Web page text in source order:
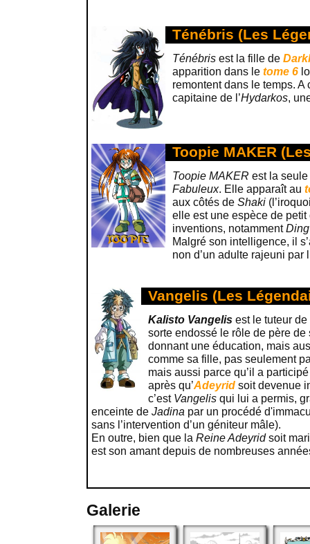
Ténébris (Les
Ténébris est la fille de
apparition dans le tome 6
remontent dans le temps.
capitaine de l’Hydarkos,
Toopie MAKER
Toopie MAKER est la
Fabuleux. Elle apparaît au
aux côtés de Shaki
elle est une espèce de
inventions, notamment
Malgré son intelligence, il
non d’un adulte rajeuni par
Vangelis (Les
Kalisto Vangelis est le tuteur de
sorte endossé le rôle de père
donnant une éducation, mais
comme sa fille, pas seulement
mais aussi parce qu’il a
après qu’Adeyrid soit devenue
c’est Vangelis qui lui a permis,
enceinte de Jadina par un procédé
sans l’intervention d’un géniteur mâle).
En outre, bien que la Reine Adeyridsoit
est son amant depuis de nombreuses
Galerie